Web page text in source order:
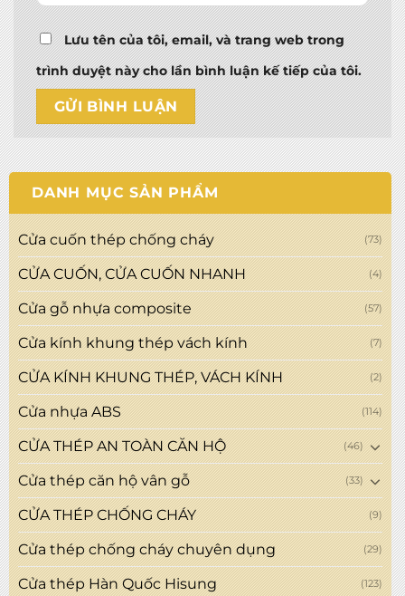
Lưu tên của tôi, email, và trang web trong
trình duyệt này cho lần bình luận kế tiếp của tôi.
DANH MỤC SẢN PHẨM
Cửa cuốn thép chống cháy (73)
CỬA CUỐN, CỬA CUỐN NHANH (4)
Cửa gỗ nhựa composite (57)
Cửa kính khung thép vách kính (7)
CỬA KÍNH KHUNG THÉP, VÁCH KÍNH (2)
Cửa nhựa ABS (114)
CỬA THÉP AN TOÀN CĂN HỘ (46)
Cửa thép căn hộ vân gỗ (33)
CỬA THÉP CHỐNG CHÁY (9)
Cửa thép chống cháy chuyên dụng (29)
Cửa thép Hàn Quốc Hisung (123)